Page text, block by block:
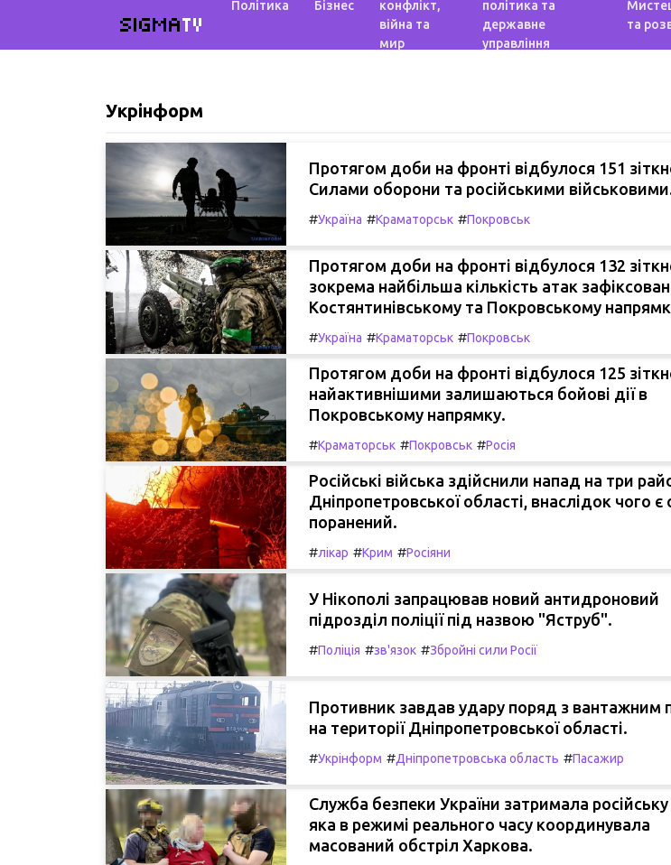
SIGMATV
Політика Бізнес
конфлікт,
війна та
мир
політика та
державне
управління
та
Укрінформ
Протягом доби на фронті відбулося 151
Силами оборони та російськими
#Україна #Краматорськ #Покровськ
Протягом доби на фронті відбулося 132
зокрема найбільша кількість атак
Костянтинівському та Покровському
#Україна #Краматорськ #Покровськ
Протягом доби на фронті відбулося 125
найактивнішими залишаються бойові дії в
Покровському напрямку.
#Краматорськ #Покровськ #Росія
Російські війська здійснили напад на три
Дніпропетровської області, внаслідок чого є
поранений.
#лікар #Крим #Росіяни
У Нікополі запрацював новий антидроновий
підрозділ поліції під назвою "Яструб".
#Поліція #зв'язок #Збройні сили Росії
Противник завдав удару поряд з вантажним
на території Дніпропетровської області.
#Укрінформ #Дніпропетровська область #Пасажир
Служба безпеки України затримала російську
яка в режимі реального часу координувала
масований обстріл Харкова.